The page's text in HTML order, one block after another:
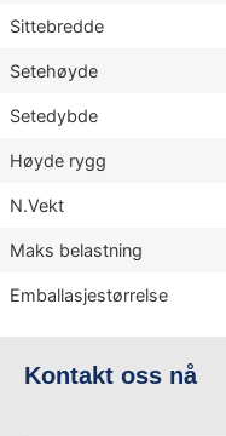
Sittebredde
Setehøyde
Setedybde
Høyde rygg
N.Vekt
Maks belastning
Emballasjestørrelse
Kontakt oss nå